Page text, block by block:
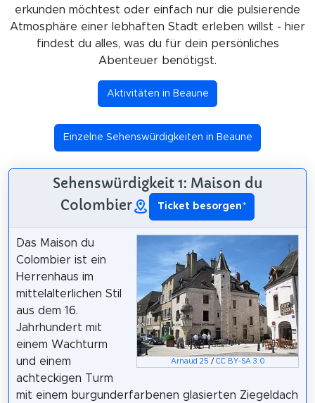
erkunden möchtest oder einfach nur die pulsierende
Atmosphäre einer lebhaften Stadt erleben willst - hier
findest du alles, was du für dein persönliches
Abenteuer benötigst.
Aktivitäten in Beaune
Einzelne Sehenswürdigkeiten in Beaune
Sehenswürdigkeit 1: Maison du
Colombier
Ticket besorgen*
Arnaud 25 / CC BY-SA 3.0
Das Maison du
Colombier ist ein
Herrenhaus im
mittelalterlichen Stil
aus dem 16.
Jahrhundert mit
einem Wachturm
und einem
achteckigen Turm
mit einem burgunderfarbenen glasierten Ziegeldach